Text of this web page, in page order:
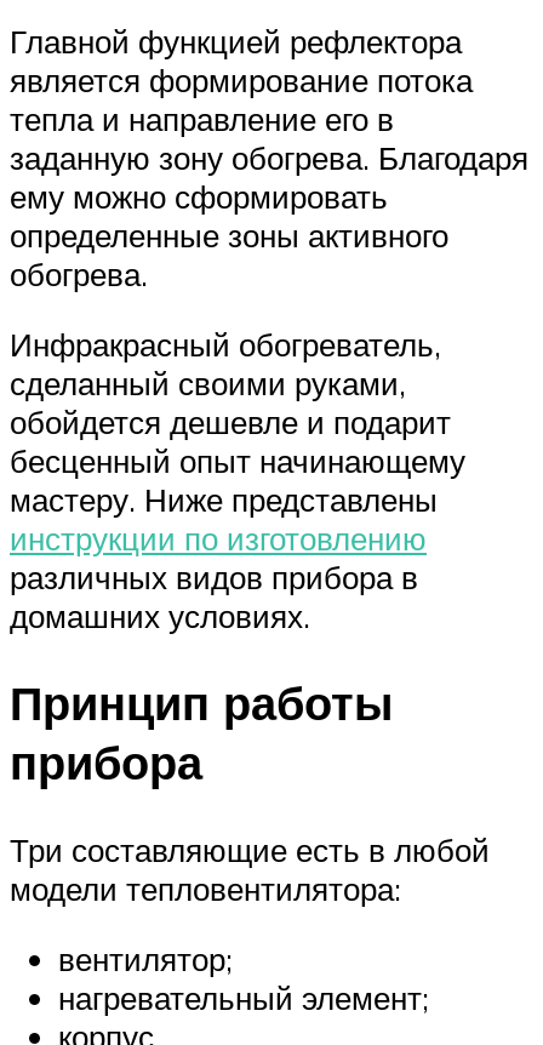
Главной функцией рефлектора
является формирование потока
тепла и направление его в
заданную зону обогрева. Благодаря
ему можно сформировать
определенные зоны активного
обогрева.
Инфракрасный обогреватель,
сделанный своими руками,
обойдется дешевле и подарит
бесценный опыт начинающему
мастеру. Ниже представлены
инструкции по изготовлению
различных видов прибора в
домашних условиях.
Принцип работы
прибора
Три составляющие есть в любой
модели тепловентилятора:
вентилятор;
нагревательный элемент;
корпус.